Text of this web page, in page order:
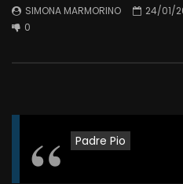
SIMONA MARMORINO 24/01/
0
Padre Pio